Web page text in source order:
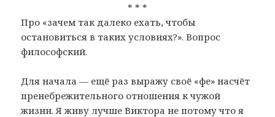
* * *
Про «зачем так далеко ехать, чтобы
остановиться в таких условиях?». Вопрос
философский.
Для начала — ещё раз выражу своё «фе» насчёт
пренебрежительного отношения к чужой
жизни. Я живу лучше Виктора не потому что я